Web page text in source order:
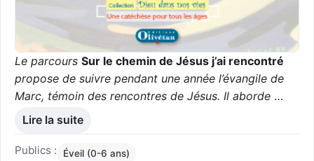
Le parcours Sur le chemin de Jésus j’ai rencontré
propose de suivre pendant une année l’évangile de
Marc, témoin des rencontres de Jésus. Il aborde …
Lire la suite
Publics : Éveil (0-6 ans)